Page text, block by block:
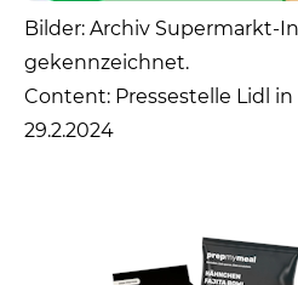
Bilder: Archiv Supermarkt-
gekennzeichnet.
Content: Pressestelle Lidl
29.2.2024